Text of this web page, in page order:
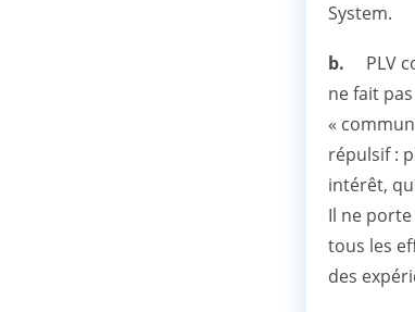
System.
b.
PLV
ne fait
«
répulsif :
intérêt,
Il ne
tous les
des